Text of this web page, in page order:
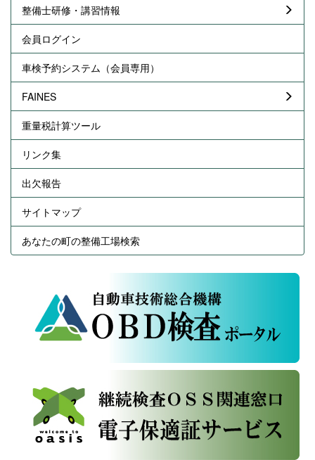
整備士研修・講習情報
会員ログイン
車検予約システム（会員専用）
FAINES
重量税計算ツール
リンク集
出欠報告
サイトマップ
あなたの町の整備工場検索